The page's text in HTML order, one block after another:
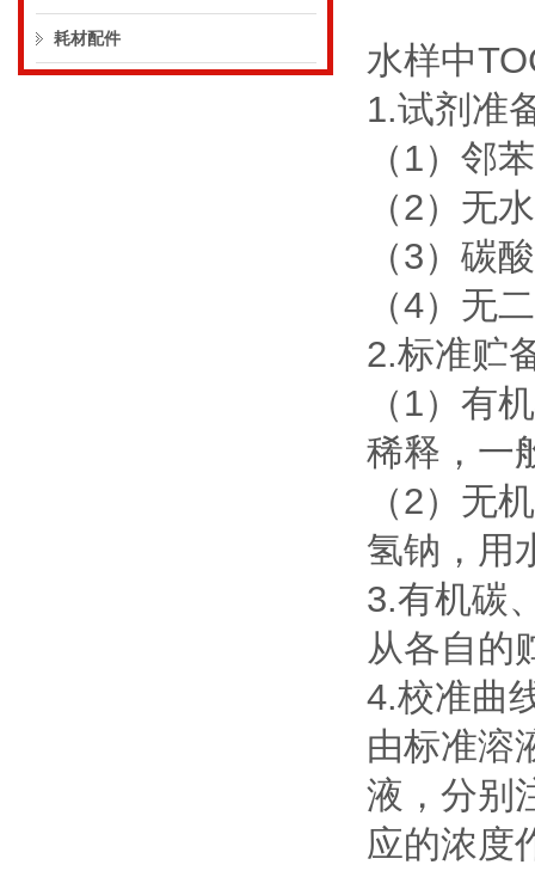
耗材配件
水样中
1.试剂准
（1）邻
（2）无
（3）碳
（4）无
2.标准贮
（1）有
稀释，一
（2）无
氢钠，用
3.有机碳
从各自的
4.校准曲
由标准溶
液，分别
应的浓度